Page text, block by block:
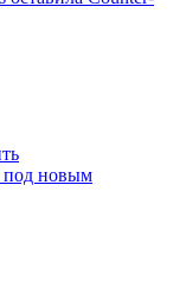
под новым